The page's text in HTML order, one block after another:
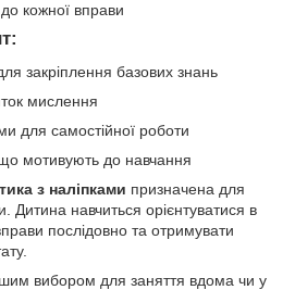
кожної вправи
закріплення базових знань
мислення
для самостійної роботи
мотивують до навчання
з наліпками призначена для
Дитина навчиться орієнтуватися в
послідовно та отримувати
вибором для заняття вдома чи у